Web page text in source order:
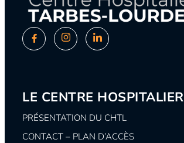
LE CENTRE HOSPITALIER
PRÉSENTATION DU CHTL
CONTACT – PLAN D’ACCÈS